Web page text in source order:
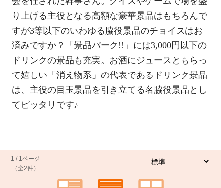
り上げる主役となる高額な豪華景品はもちろんで
すが3等以下のいわゆる脇役景品のチョイスはお
済みですか？「景品パーク!!」には3,000円以下の
ドリンクの景品も充実。お酒にジュースともらっ
て嬉しい「消え物系」の代表であるドリンク景品
は、主役の目玉景品を引き立てる名脇役景品とし
てピッタリです♪
1 / 1ページ
（全2件）